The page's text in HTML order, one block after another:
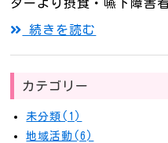
ターより摂食・嚥下障害
続きを読む
カテゴリー
未分類(1)
地域活動(6)